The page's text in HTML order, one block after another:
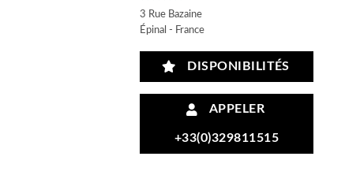
3 Rue Bazaine
Épinal - France
DISPONIBILITÉS
APPELER
+33(0)329811515